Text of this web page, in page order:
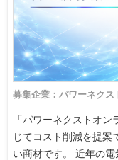
募集企業：パワーネクス
「パワーネクストオ
じてコスト削減を提案
い商材です。 近年の